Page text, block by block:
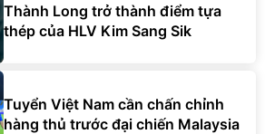
Thành Long trở thành điểm tựa
thép của HLV Kim Sang Sik
Tuyển Việt Nam cần chấn chỉnh
hàng thủ trước đại chiến Malaysia